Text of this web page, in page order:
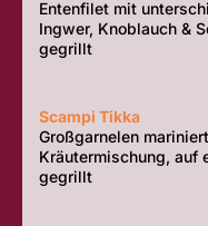
Entenfilet mit
Ingwer, Knoblauch &
gegrillt
Scampi Tikka
Großgarnelen
Kräutermischung, auf
gegrillt